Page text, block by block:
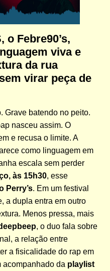
o Febre90’s,
viva e
da rua
virar peça de
Grave batendo no peito.
nasceu assim. O
e recusa o limite. A
como linguagem em
escala sem perder
às 15h30, esse
Perry’s. Em um festival
a dupla entra em outro
Menos pressa, mais
, o duo fala sobre
a relação entre
a fisicalidade do rap em
acompanhado da playlist